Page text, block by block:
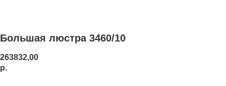
Большая люстра 3460/10
263832,00
р.